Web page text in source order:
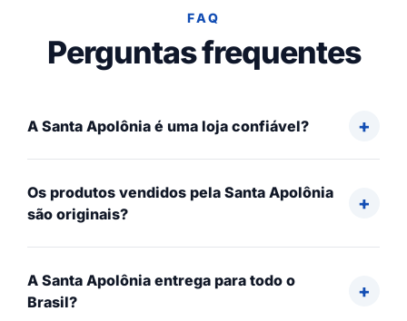
FAQ
Perguntas frequentes
A Santa Apolônia é uma loja confiável?
Os produtos vendidos pela Santa Apolônia
são originais?
A Santa Apolônia entrega para todo o
Brasil?